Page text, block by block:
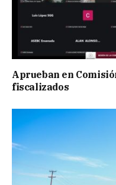
Aprueban en
fiscalizados